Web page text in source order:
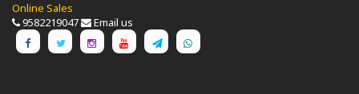
Online Sales
9582219047
Email us